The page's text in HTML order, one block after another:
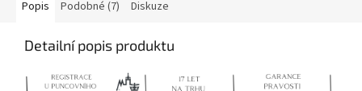
Popis Podobné (7) Diskuze
Detailní popis produktu